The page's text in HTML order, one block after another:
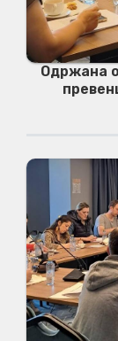
Одржана